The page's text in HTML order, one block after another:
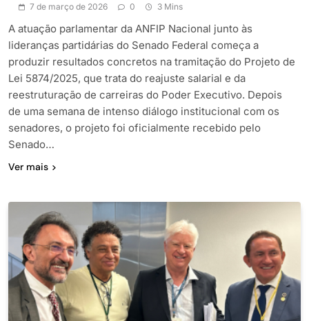
7 de março de 2026 0 3 Mins
A atuação parlamentar da ANFIP Nacional junto às
lideranças partidárias do Senado Federal começa a
produzir resultados concretos na tramitação do Projeto de
Lei 5874/2025, que trata do reajuste salarial e da
reestruturação de carreiras do Poder Executivo. Depois
de uma semana de intenso diálogo institucional com os
senadores, o projeto foi oficialmente recebido pelo
Senado…
Ver mais